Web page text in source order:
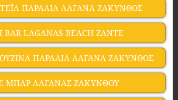
ΠΑΡΑΛΙΑ ΛΑΓΑΝΑ ΖΑΚΥΝΘΟΣ
BAR LAGANAS BEACH ZANTE
ΠΑΡΑΛΙΑ ΛΑΓΑΝΑ ΖΑΚΥΝΘΟΣ
ΜΠΑΡ ΛΑΓΑΝΑΣ ΖΑΚΥΝΘΟΥ